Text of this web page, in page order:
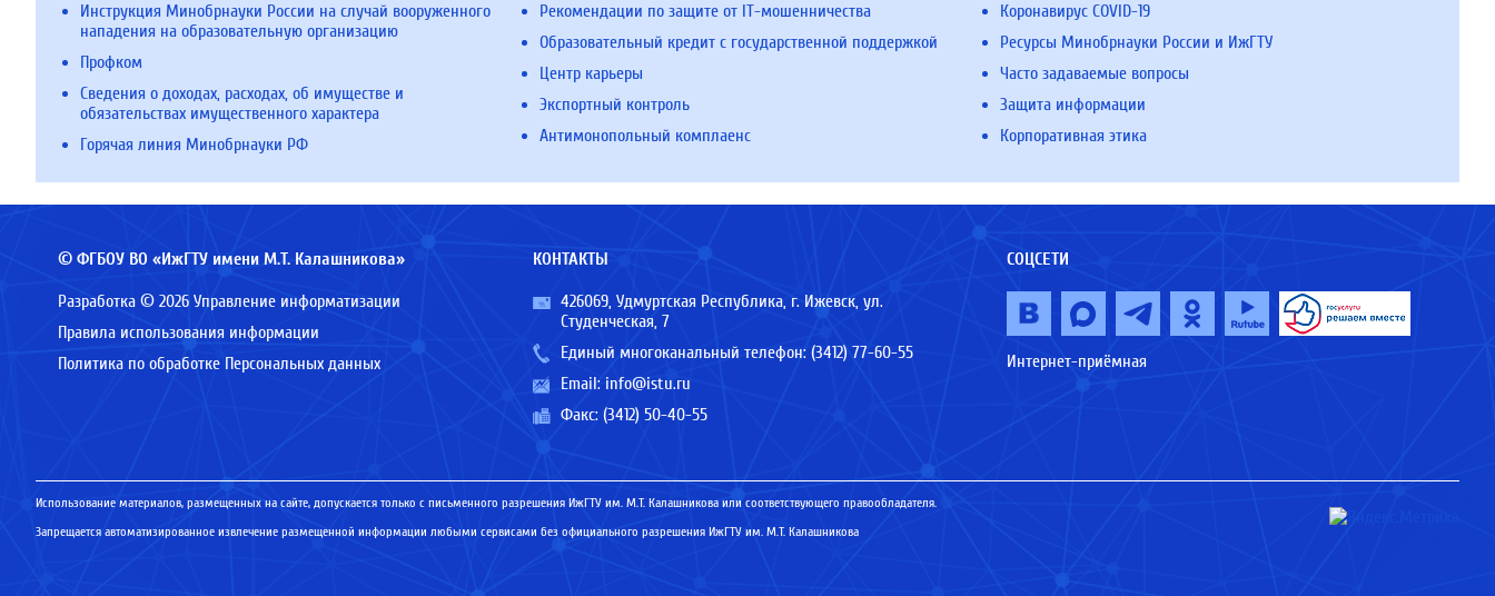
Инструкция Минобрнауки России на случай вооруженного
нападения на образовательную организацию
Профком
Сведения о доходах, расходах, об имуществе и
обязательствах имущественного характера
Горячая линия Минобрнауки РФ
Рекомендации по защите от IT-мошенничества
Образовательный кредит с государственной поддержкой
Центр карьеры
Экспортный контроль
Антимонопольный комплаенс
Коронавирус COVID-19
Ресурсы Минобрнауки России и ИжГТУ
Часто задаваемые вопросы
Защита информации
Корпоративная этика
© ФГБОУ ВО «ИжГТУ имени М.Т. Калашникова»
Разработка © 2026 Управление информатизации
Правила использования информации
Политика по обработке Персональных данных
КОНТАКТЫ
426069, Удмуртская Республика, г. Ижевск, ул.
Студенческая, 7
Единый многоканальный телефон: (3412) 77-60-55
Email: info@istu.ru
Факс: (3412) 50-40-55
СОЦСЕТИ
Интернет-приёмная
Использование материалов, размещенных на сайте, допускается только с письменного разрешения ИжГТУ им. М.Т. Калашникова или соответствующего правообладателя.
Запрещается автоматизированное извлечение размещенной информации любыми сервисами без официального разрешения ИжГТУ им. М.Т. Калашникова